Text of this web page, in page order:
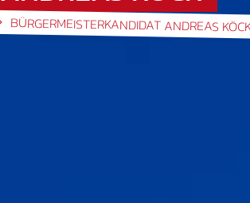
BÜRGERMEISTERKANDIDAT ANDREAS